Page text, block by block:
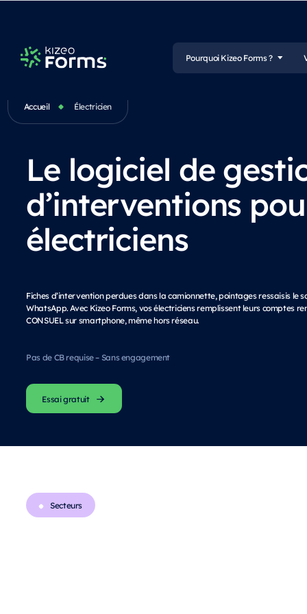
Pourquoi Kizeo Forms ?
Accueil Électricien
Le logiciel de
d’interventions
électriciens
Fiches d’intervention perdues dans la camionnette, pointages ressaisis le
WhatsApp. Avec Kizeo Forms, vos électriciens remplissent leurs comptes
CONSUEL sur smartphone, même hors réseau.
Pas de CB requise – Sans engagement
Essai gratuit
Secteurs